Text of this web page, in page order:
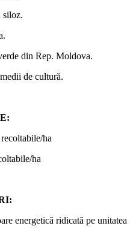
siloz.
din Rep. Moldova.
de cultură.
ha
ha
energetică ridicată pe unitatea